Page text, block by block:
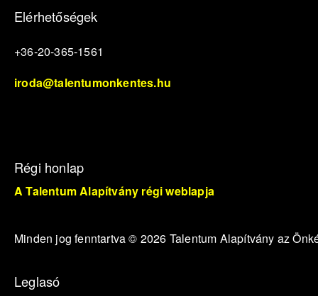
Elérhetőségek
+36-20-365-1561
iroda@talentumonkentes.hu
Régi honlap
A Talentum Alapítvány régi weblapja
Minden jog fenntartva © 2026 Talentum Alapítvány az
Leglasó